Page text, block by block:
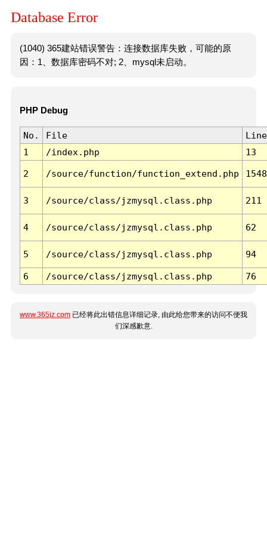
Database Error
(1040) 365建站错误警告：连接数据库失败，可能的原
因：1、数据库密码不对; 2、mysql未启动。
PHP Debug
No. File
Line
1
/index.php 13
2 /source/function/function_extend.php 1548
3 /source/class/jzmysql.class.php 211
4 /source/class/jzmysql.class.php 62
5 /source/class/jzmysql.class.php 94
6 /source/class/jzmysql.class.php 76
www.365jz.com 已经将此出错信息详细记录, 由此给您带来的访问不便我
们深感歉意.